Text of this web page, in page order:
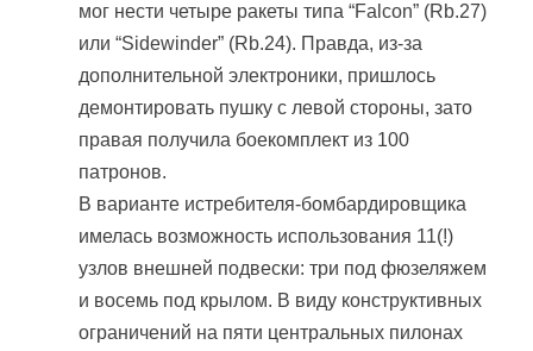
мог нести четыре ракеты типа “Falcon” (Rb.27)
или “Sidewinder” (Rb.24). Правда, из-за
дополнительной электроники, пришлось
демонтировать пушку с левой стороны, зато
правая получила боекомплект из 100
патронов.
В варианте истребителя-бомбардировщика
имелась возможность использования 11(!)
узлов внешней подвески: три под фюзеляжем
и восемь под крылом. В виду конструктивных
ограничений на пяти центральных пилонах